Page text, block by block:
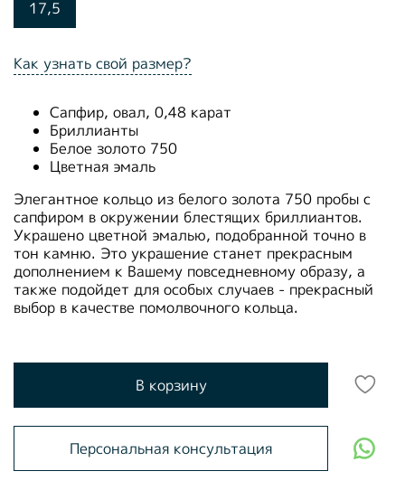
Как узнать свой размер?
17,5
Сапфир, овал, 0,48 карат
Бриллианты
Белое золото 750
Цветная эмаль
Элегантное кольцо из белого золота 750 пробы с
сапфиром в окружении блестящих бриллиантов.
Украшено цветной эмалью, подобранной точно в
тон камню. Это украшение станет прекрасным
дополнением к Вашему повседневному образу, а
также подойдет для особых случаев - прекрасный
выбор в качестве помолвочного кольца.
В корзину
Персональная консультация